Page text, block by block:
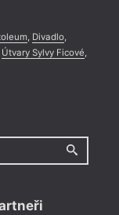
, Divadlo,
Útvary Sylvy Ficové,